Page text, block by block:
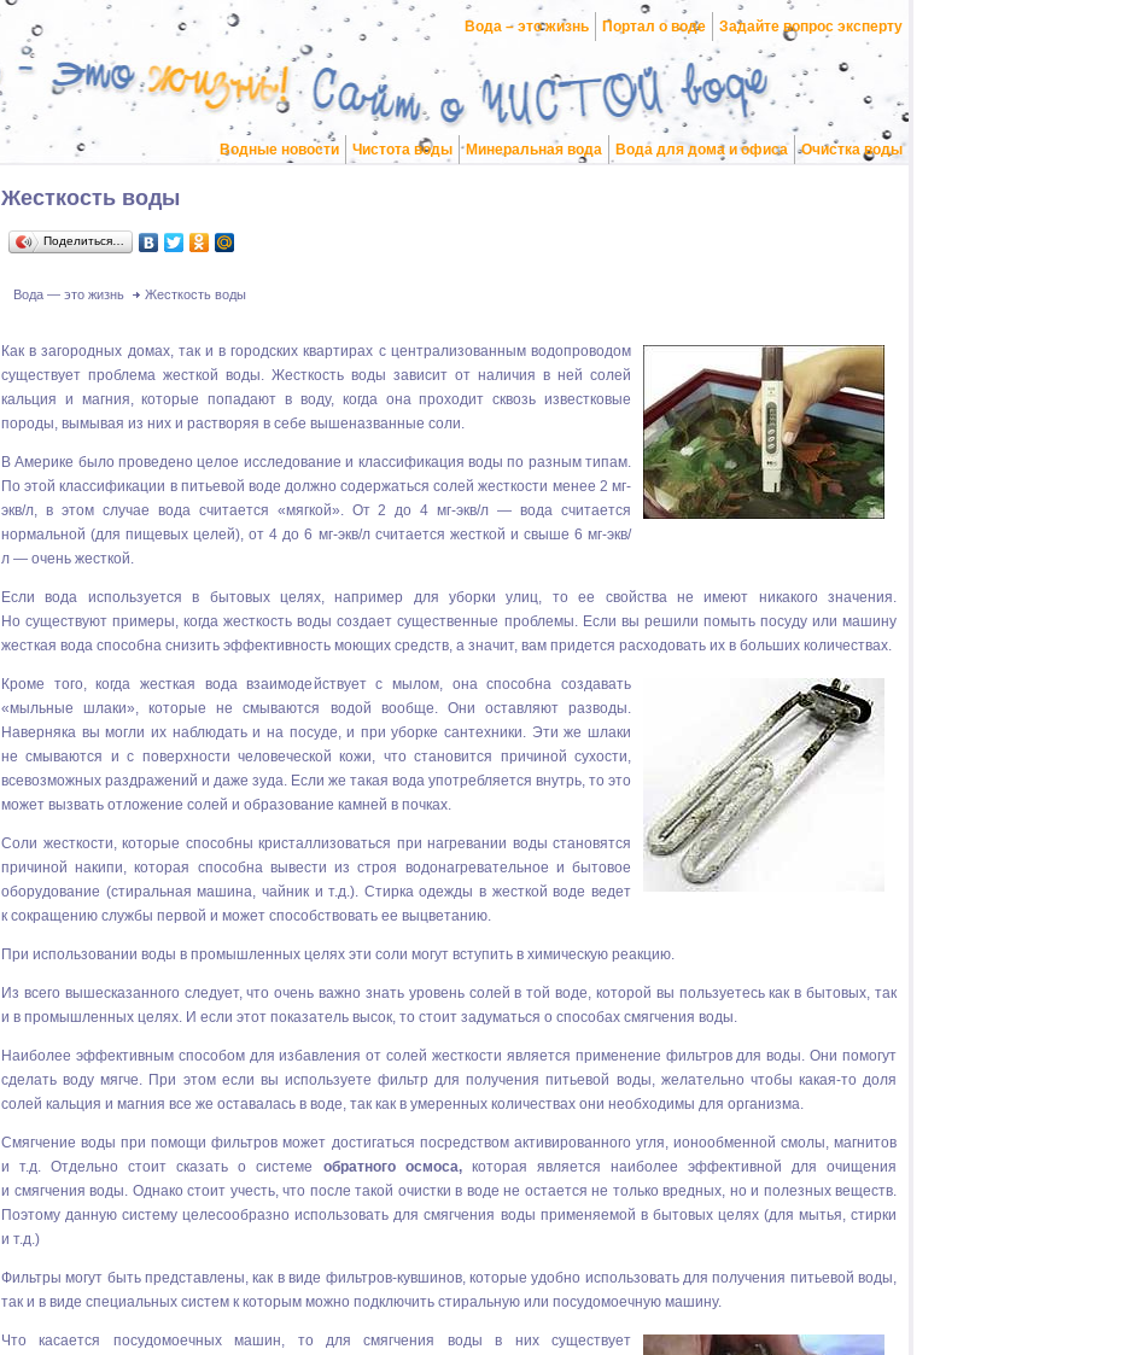
Вода – это жизнь Портал о воде Задайте вопрос эксперту
Водные новости Чистота воды Минеральная вода Вода для дома и офиса Очистка воды
Жесткость воды
Поделиться…
Вода — это жизнь Жесткость воды
Как в загородных домах, так и в городских квартирах с централизованным водопроводом
существует проблема жесткой воды. Жесткость воды зависит от наличия в ней солей
кальция и магния, которые попадают в воду, когда она проходит сквозь известковые
породы, вымывая из них и растворяя в себе вышеназванные соли.
В Америке было проведено целое исследование и классификация воды по разным типам.
По этой классификации в питьевой воде должно содержаться солей жесткости менее 2 мг-
экв/л, в этом случае вода считается «мягкой». От 2 до 4 мг-экв/л — вода считается
нормальной (для пищевых целей), от 4 до 6 мг-экв/л считается жесткой и свыше 6 мг-экв/
л — очень жесткой.
Если вода используется в бытовых целях, например для уборки улиц, то ее свойства не имеют никакого значения.
Но существуют примеры, когда жесткость воды создает существенные проблемы. Если вы решили помыть посуду или машину
жесткая вода способна снизить эффективность моющих средств, а значит, вам придется расходовать их в больших количествах.
Кроме того, когда жесткая вода взаимодействует с мылом, она способна создавать
«мыльные шлаки», которые не смываются водой вообще. Они оставляют разводы.
Наверняка вы могли их наблюдать и на посуде, и при уборке сантехники. Эти же шлаки
не смываются и с поверхности человеческой кожи, что становится причиной сухости,
всевозможных раздражений и даже зуда. Если же такая вода употребляется внутрь, то это
может вызвать отложение солей и образование камней в почках.
Соли жесткости, которые способны кристаллизоваться при нагревании воды становятся
причиной накипи, которая способна вывести из строя водонагревательное и бытовое
оборудование (стиральная машина, чайник и т.д.). Стирка одежды в жесткой воде ведет
к сокращению службы первой и может способствовать ее выцветанию.
При использовании воды в промышленных целях эти соли могут вступить в химическую реакцию.
Из всего вышесказанного следует, что очень важно знать уровень солей в той воде, которой вы пользуетесь как в бытовых, так
и в промышленных целях. И если этот показатель высок, то стоит задуматься о способах смягчения воды.
Наиболее эффективным способом для избавления от солей жесткости является применение фильтров для воды. Они помогут
сделать воду мягче. При этом если вы используете фильтр для получения питьевой воды, желательно чтобы какая-то доля
солей кальция и магния все же оставалась в воде, так как в умеренных количествах они необходимы для организма.
Смягчение воды при помощи фильтров может достигаться посредством активированного угля, ионообменной смолы, магнитов
и т.д. Отдельно стоит сказать о системе обратного осмоса, которая является наиболее эффективной для очищения
и смягчения воды. Однако стоит учесть, что после такой очистки в воде не остается не только вредных, но и полезных веществ.
Поэтому данную систему целесообразно использовать для смягчения воды применяемой в бытовых целях (для мытья, стирки
и т.д.)
Фильтры могут быть представлены, как в виде фильтров-кувшинов, которые удобно использовать для получения питьевой воды,
так и в виде специальных систем к которым можно подключить стиральную или посудомоечную машину.
Что касается посудомоечных машин, то для смягчения воды в них существует